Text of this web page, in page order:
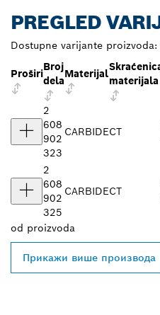
PREGLED
Dostupne varijante proizvoda:
Proširi
Broj
dela
Materijal
materijala
2
608
902
323
CARBIDECT
2
608
902
325
CARBIDECT
od proizvoda
Прикажи више производа